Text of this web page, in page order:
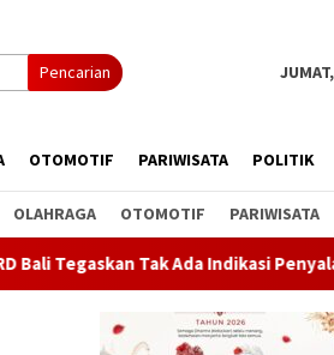
Pencarian
OTOMOTIF PARIWISATA POLITIK
OLAHRAGA OTOMOTIF PARIWISATA
Penyalahgunaan Barang Sitaan